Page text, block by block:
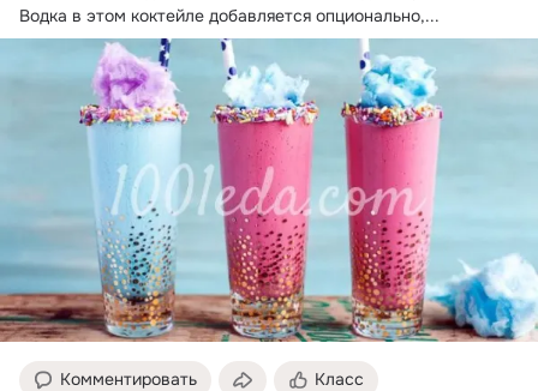
Водка в этом коктейле добавляется опционально,...
Комментировать Класс